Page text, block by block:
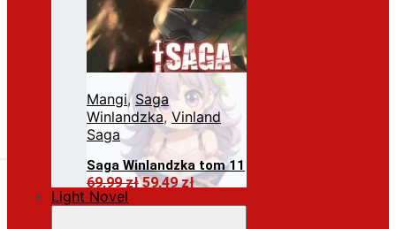
Mangi, Saga
Winlandzka, Vinland
Saga
Saga Winlandzka tom 11
69,99złPierwotna
59,49złAktualna
Dodaj do koszyka
Light Novel